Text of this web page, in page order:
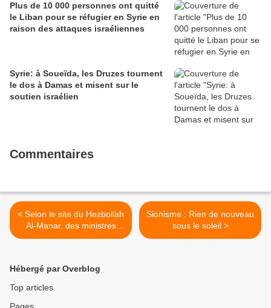
Plus de 10 000 personnes ont quitté
le Liban pour se réfugier en Syrie en
raison des attaques israéliennes
Syrie: à Soueïda, les Druzes tournent
le dos à Damas et misent sur le
soutien israélien
Commentaires
< Selon le site du Hezbollah
Al-Manar, des ministres
libanais craignent les
Sionisme : Rien de nouveau
sous le soleil >
Hébergé par Overblog
Top articles